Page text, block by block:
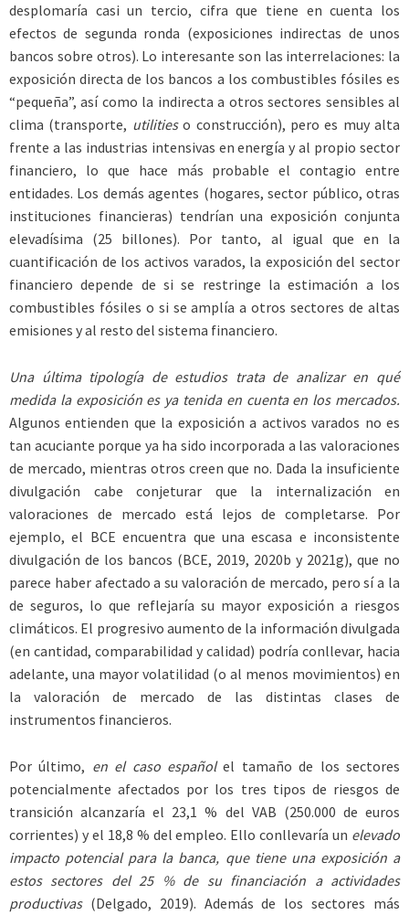
desplomaría casi un tercio, cifra que tiene en cuenta los
efectos de segunda ronda (exposiciones indirectas de unos
bancos sobre otros). Lo interesante son las interrelaciones: la
exposición directa de los bancos a los combustibles fósiles es
“pequeña”, así como la indirecta a otros sectores sensibles al
clima (transporte, utilitieso construcción), pero es muy alta
frente a las industrias intensivas en energía y al propio sector
financiero, lo que hace más probable el contagio entre
entidades. Los demás agentes (hogares, sector público, otras
instituciones financieras) tendrían una exposición conjunta
elevadísima (25 billones). Por tanto, al igual que en la
cuantificación de los activos varados, la exposición del sector
financiero depende de si se restringe la estimación a los
combustibles fósiles o si se amplía a otros sectores de altas
emisiones y al resto del sistema financiero.
Una última tipología de estudios trata de analizar en qué
medida la exposición es ya tenida en cuenta en los mercados.
Algunos entienden que la exposición a activos varados no es
tan acuciante porque ya ha sido incorporada a las valoraciones
de mercado, mientras otros creen que no. Dada la insuficiente
divulgación cabe conjeturar que la internalización en
valoraciones de mercado está lejos de completarse. Por
ejemplo, el BCE encuentra que una escasa e inconsistente
divulgación de los bancos (BCE, 2019, 2020b y 2021g), que no
parece haber afectado a su valoración de mercado, pero sí a la
de seguros, lo que reflejaría su mayor exposición a riesgos
climáticos. El progresivo aumento de la información divulgada
(en cantidad, comparabilidad y calidad) podría conllevar, hacia
adelante, una mayor volatilidad (o al menos movimientos) en
la valoración de mercado de las distintas clases de
instrumentos financieros.
Por último, en el caso españolel tamaño de los sectores
potencialmente afectados por los tres tipos de riesgos de
transición alcanzaría el 23,1 % del VAB (250.000 de euros
corrientes) y el 18,8 % del empleo. Ello conllevaría un elevado
impacto potencial para la banca, que tiene una exposición a
estos sectores del 25 % de su financiación a actividades
productivas (Delgado, 2019). Además de los sectores más